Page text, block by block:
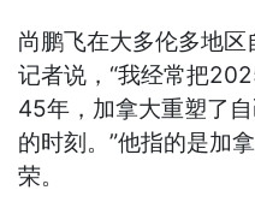
尚鹏飞在大多伦多地
记者说，“我经常把
45年，加拿大重塑了
的时刻。”他指的是加
荣。